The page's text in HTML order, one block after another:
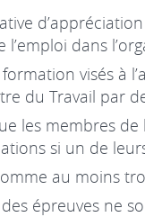
l’emploi dans
visés à
du Travail par
les membres
si un de
au moins
épreuves ne